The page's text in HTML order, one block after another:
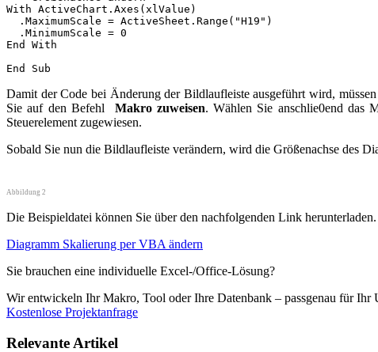
With ActiveChart.Axes(xlValue)
.MaximumScale = ActiveSheet.Range("H19")
.MinimumScale = 0
End With
Damit der Code bei Änderung der Bildlaufleiste ausgeführt wird,
Sie auf den Befehl Makro zuweisen. Wählen Sie anschlie0end das
Steuerelement zugewiesen.
Sobald Sie nun die Bildlaufleiste verändern, wird die Größenachse des
Abbildung 2
Die Beispieldatei können Sie über den nachfolgenden Link herunterladen.
Diagramm Skalierung per VBA ändern
Sie brauchen eine individuelle Excel-/Office-Lösung?
Wir entwickeln Ihr Makro, Tool oder Ihre Datenbank – passgenau für Ihr
Kostenlose Projektanfrage
Relevante Artikel